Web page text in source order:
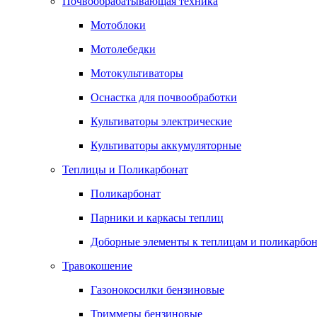
Мотоблоки
Мотолебедки
Мотокультиваторы
Оснастка для почвообработки
Культиваторы электрические
Культиваторы аккумуляторные
Теплицы и Поликарбонат
Поликарбонат
Парники и каркасы теплиц
Доборные элементы к теплицам и
Травокошение
Газонокосилки бензиновые
Триммеры бензиновые